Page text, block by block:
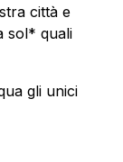
città e
sol* quali
gli unici